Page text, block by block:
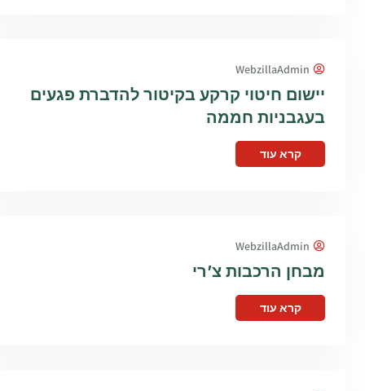
WebzillaAdmin
יישום חיטוי קרקע בקיטור להדברת פגעים
בעגבניות חממה
קרא עוד
WebzillaAdmin
מבחן הרכבות צ’רי
קרא עוד